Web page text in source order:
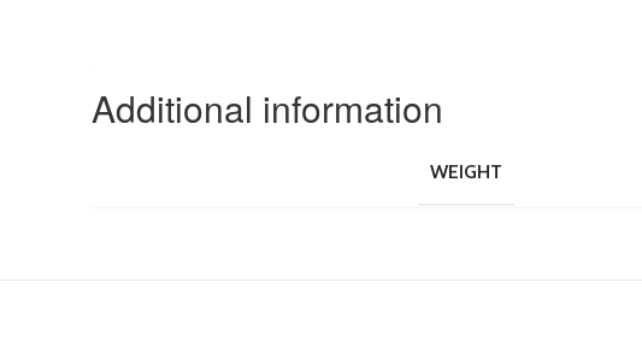
Additional information
WEIGHT